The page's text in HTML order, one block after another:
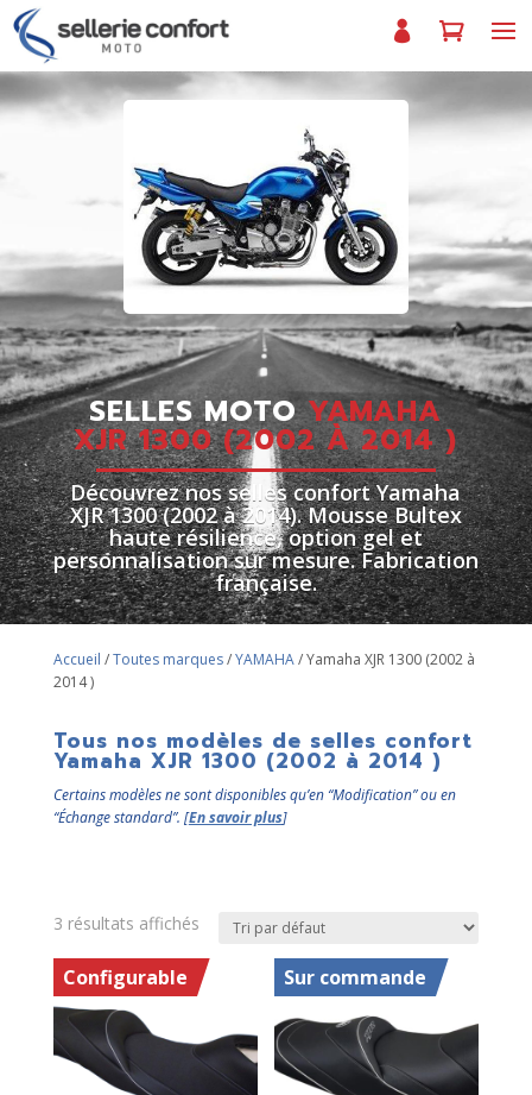
SELLES MOTOYAMAHA
XJR 1300 (2002 À 2014 )
Découvrez nos selles confort Yamaha
XJR 1300 (2002 à 2014). Mousse Bultex
haute résilience, option gel et
personnalisation sur mesure. Fabrication
française.
Accueil /Toutes marques/YAMAHA/ Yamaha XJR 1300 (2002 à
2014 )
Tous nos modèles de selles confort
Yamaha XJR 1300 (2002 à 2014 )
Certains modèles ne sont disponibles qu’en “Modification” ou en
“Échange standard”. [En savoir plus]
3 résultats affichés
Configurable Sur commande